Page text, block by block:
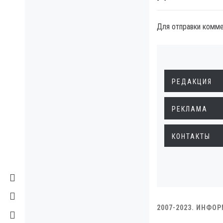
Для отправки
РЕДАКЦИЯ
РЕКЛАМА
КОНТАКТЫ
2007-2023.